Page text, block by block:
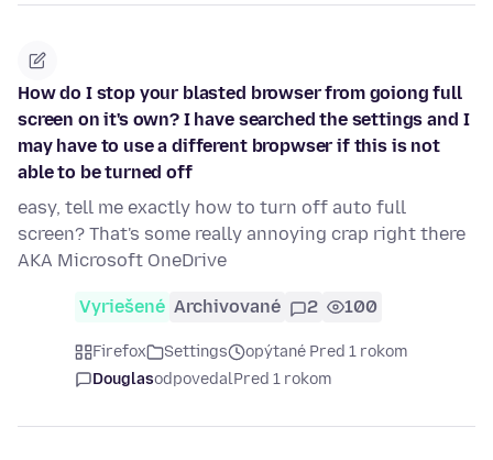
How do I stop your blasted browser from goiong full
screen on it's own? I have searched the settings and I
may have to use a different bropwser if this is not
able to be turned off
easy, tell me exactly how to turn off auto full
screen? That's some really annoying crap right there
AKA Microsoft OneDrive
Vyriešené Archivované 2 100
Firefox Settings
opýtané Pred 1 rokom
DouglasodpovedalPred 1 rokom